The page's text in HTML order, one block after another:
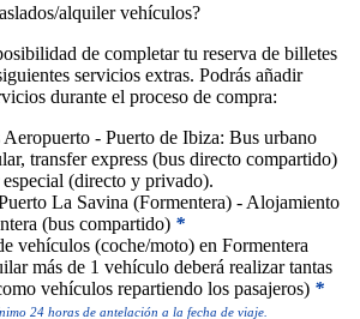
alquiler vehículos?
de completar tu reserva de billetes
servicios extras. Podrás añadir
durante el proceso de compra:
Aeropuerto - Puerto de Ibiza: Bus urbano
transfer express (bus directo compartido)
(directo y privado).
La Savina (Formentera) - Alojamiento
(bus compartido) *
vehículos (coche/moto) en Formentera
más de 1 vehículo deberá realizar tantas
vehículos repartiendo los pasajeros) *
24 horas de antelación a la fecha de viaje.